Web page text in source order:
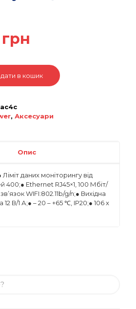
грн
в кошик
, Аксесуари
Опис
даних моніторингу від
400;● Ethernet RJ45×1, 100 Мбіт/
WIFI:802.11b/g/n;● Вихідна
В/1 А;● – 20 – +65 ℃, IP20;● 106 x